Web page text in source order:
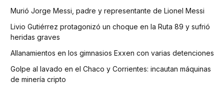
Murió Jorge Messi, padre y representante de Lionel Messi
Livio Gutiérrez protagonizó un choque en la Ruta 89 y sufrió
heridas graves
Allanamientos en los gimnasios Exxen con varias detenciones
Golpe al lavado en el Chaco y Corrientes: incautan máquinas
de minería cripto